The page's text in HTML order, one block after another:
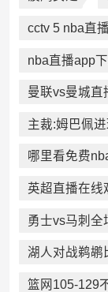
cctv 5 nba直
nba直播app
曼联vs曼城直
主裁:姆巴佩
哪里看免费
英超直播在线
勇士vs马刺全
湖人对战鹈鹕
篮网105-129